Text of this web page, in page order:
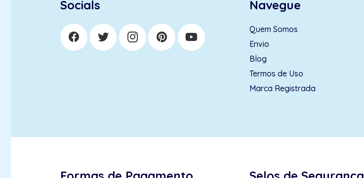
Socials Navegue
Quem Somos
Envio
Blog
Termos de Uso
Marca Registrada